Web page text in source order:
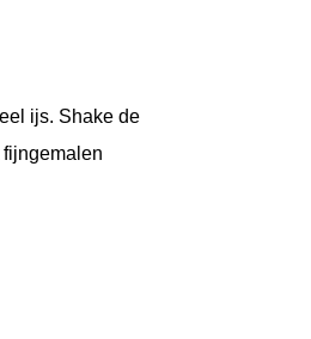
ijs. Shake de